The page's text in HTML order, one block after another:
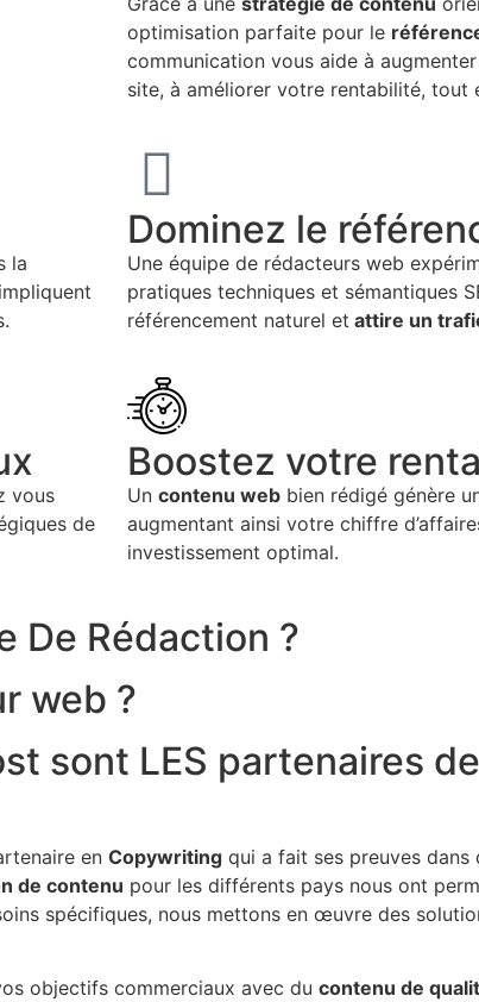
optimisation parfaite pour le
communication vous aide à
site, à améliorer votre rentabilité, tout
la
Dominez le
Une équipe de rédacteurs web
pratiques techniques et sémantiques
référencement naturel et attire un
vous
de
Boostez votre
Un contenu web bien rédigé génère
augmentant ainsi votre chiffre
investissement optimal.
De Rédaction ?
web ?
sont LES partenaires
en Copywriting qui a fait ses preuves dans
de contenu pour les différents pays nous ont
spécifiques, nous mettons en œuvre des
objectifs commerciaux avec du contenu de